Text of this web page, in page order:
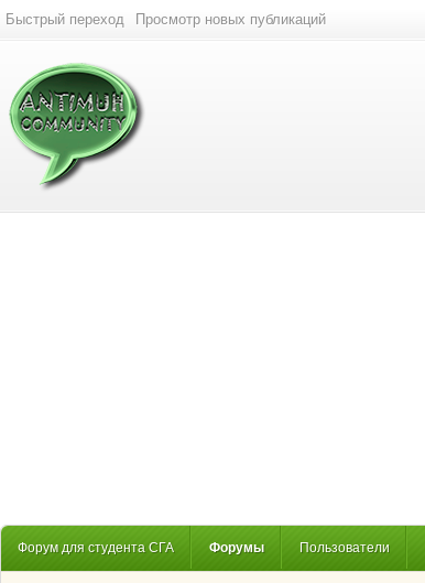
Быстрый переход Просмотр новых публикаций
Форум для студента СГА Форумы Пользователи